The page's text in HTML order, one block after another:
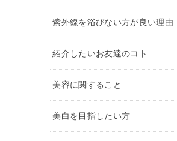
紫外線を浴びない方が良い理由
紹介したいお友達のコト
美容に関すること
美白を目指したい方